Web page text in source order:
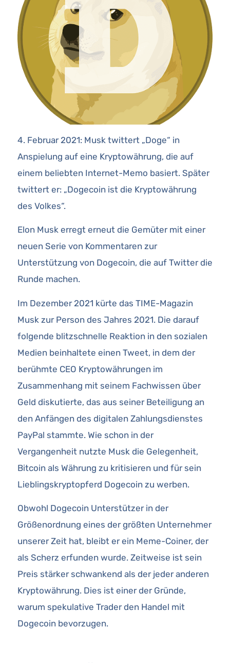
4. Februar 2021: Musk twittert „Doge“ in
Anspielung auf eine Kryptowährung, die auf
einem beliebten Internet-Memo basiert. Später
twittert er: „Dogecoin ist die Kryptowährung
des Volkes“.
Elon Musk erregt erneut die Gemüter mit einer
neuen Serie von Kommentaren zur
Unterstützung von Dogecoin, die auf Twitter die
Runde machen.
Im Dezember 2021 kürte das TIME-Magazin
Musk zur Person des Jahres 2021. Die darauf
folgende blitzschnelle Reaktion in den sozialen
Medien beinhaltete einen Tweet, in dem der
berühmte CEO Kryptowährungen im
Zusammenhang mit seinem Fachwissen über
Geld diskutierte, das aus seiner Beteiligung an
den Anfängen des digitalen Zahlungsdienstes
PayPal stammte. Wie schon in der
Vergangenheit nutzte Musk die Gelegenheit,
Bitcoin als Währung zu kritisieren und für sein
Lieblingskryptopferd Dogecoin zu werben.
Obwohl Dogecoin Unterstützer in der
Größenordnung eines der größten Unternehmer
unserer Zeit hat, bleibt er ein Meme-Coiner, der
als Scherz erfunden wurde. Zeitweise ist sein
Preis stärker schwankend als der jeder anderen
Kryptowährung. Dies ist einer der Gründe,
warum spekulative Trader den Handel mit
Dogecoin bevorzugen.